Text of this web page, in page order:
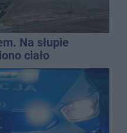
Na słupie
ciało